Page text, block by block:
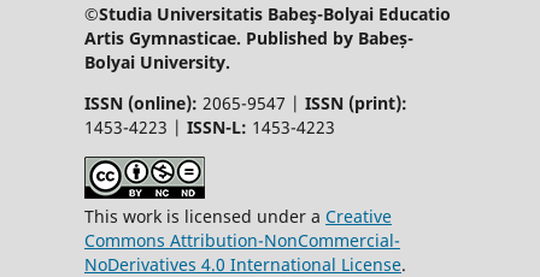
©Studia Universitatis Babeş-Bolyai Educatio
Artis Gymnasticae. Published by Babeș-
Bolyai University.
ISSN (online): 2065-9547 | ISSN (print):
1453-4223 | ISSN-L: 1453-4223
This work is licensed under a Creative
Commons Attribution-NonCommercial-
NoDerivatives 4.0 International License.